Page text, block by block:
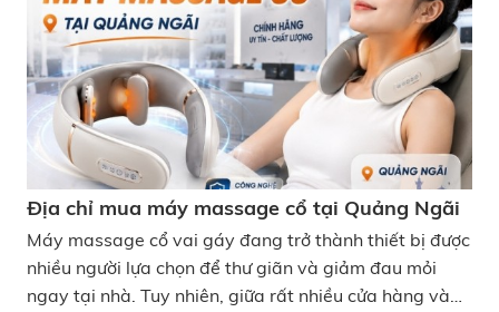
đây. Địa chỉ mua massage cổ vai gáy Hải Phòng
Địa chỉ mua máy massage cổ tại Quảng Ngãi
Máy massage cổ vai gáy đang trở thành thiết bị được
nhiều người lựa chọn để thư giãn và giảm đau mỏi
ngay tại nhà. Tuy nhiên, giữa rất nhiều cửa hàng và